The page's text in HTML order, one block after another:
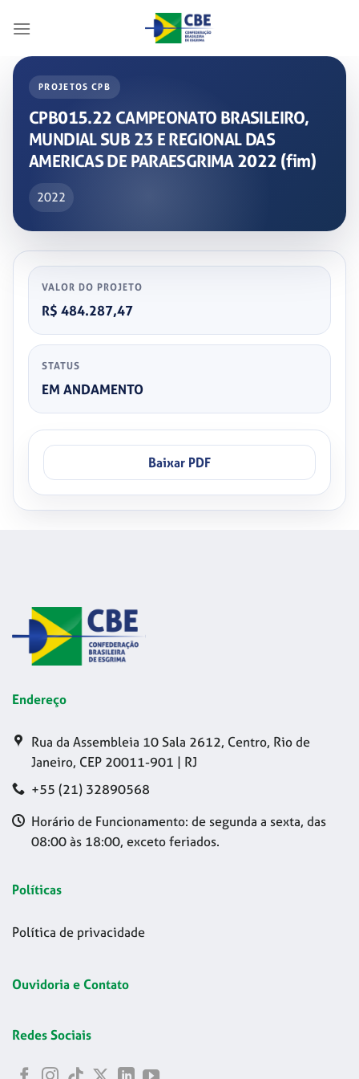
PROJETOS CPB
CPB015.22 CAMPEONATO BRASILEIRO,
MUNDIAL SUB 23 E REGIONAL DAS
AMERICAS DE PARAESGRIMA 2022 (fim)
2022
VALOR DO PROJETO
R$ 484.287,47
STATUS
EM ANDAMENTO
Baixar PDF
Endereço
Rua da Assembleia 10 Sala 2612, Centro, Rio de
Janeiro, CEP 20011-901 | RJ
+55 (21) 32890568
Horário de Funcionamento: de segunda a sexta, das
08:00 às 18:00, exceto feriados.
Políticas
Política de privacidade
Ouvidoria e Contato
Redes Sociais